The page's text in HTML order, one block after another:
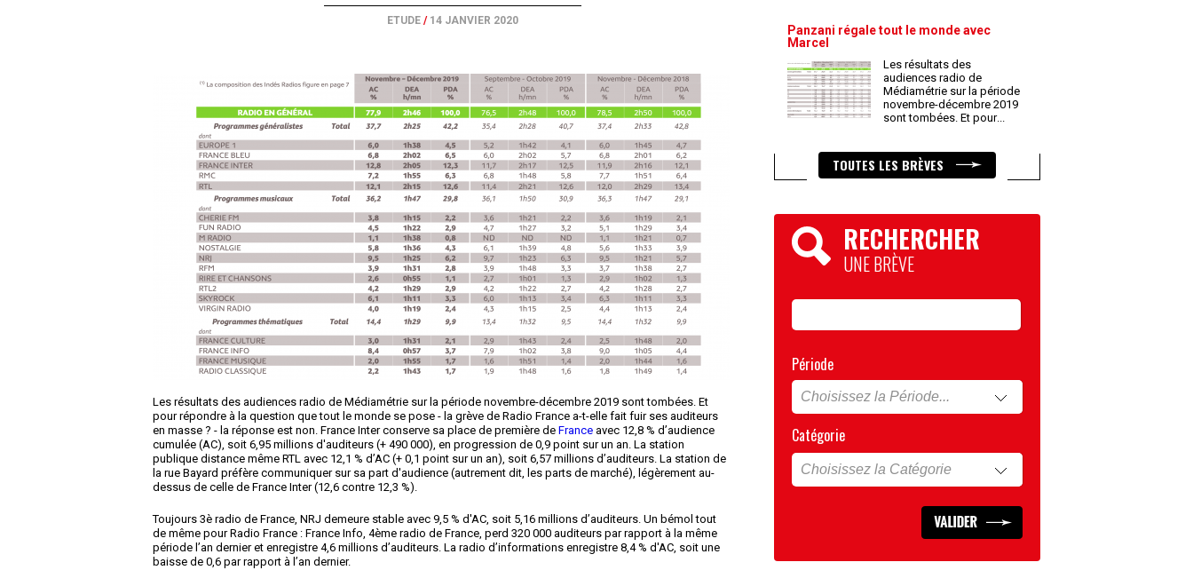
ETUDE / 14 JANVIER 2020
Les résultats des audiences radio de Médiamétrie sur la période novembre-décembre 2019 sont tombées. Et
pour répondre à la question que tout le monde se pose - la grève de Radio France a-t-elle fait fuir ses auditeurs
en masse ? - la réponse est non. France Inter conserve sa place de première de France avec 12,8 % d’audience
cumulée (AC), soit 6,95 millions d'auditeurs (+ 490 000), en progression de 0,9 point sur un an. La station
publique distance même RTL avec 12,1 % d’AC (+ 0,1 point sur un an), soit 6,57 millions d’auditeurs. La station de
la rue Bayard préfère communiquer sur sa part d'audience (autrement dit, les parts de marché), légèrement au-
dessus de celle de France Inter (12,6 contre 12,3 %).
Toujours 3è radio de France, NRJ demeure stable avec 9,5 % d'AC, soit 5,16 millions d’auditeurs. Un bémol tout
de même pour Radio France : France Info, 4ème radio de France, perd 320 000 auditeurs par rapport à la même
période l’an dernier et enregistre 4,6 millions d’auditeurs. La radio d’informations enregistre 8,4 % d'AC, soit une
baisse de 0,6 par rapport à l’an dernier.
Panzani régale tout le monde avec
Marcel
Les résultats des
audiences radio de
Médiamétrie sur la période
novembre-décembre 2019
sont tombées. Et pour...
TOUTES LES BRÈVES
RECHERCHER
UNE BRÈVE
Période
Catégorie